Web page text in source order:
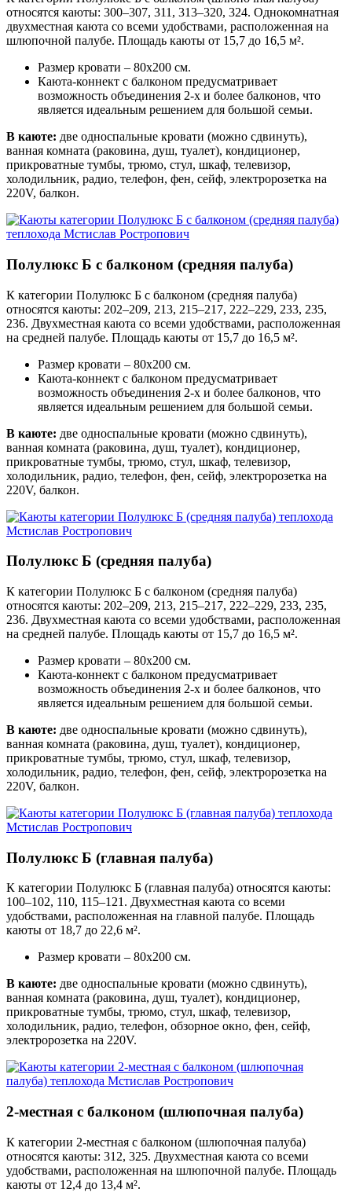
относятся каюты: 300–307, 311, 313–320, 324. Однокомнатная
двухместная каюта со всеми удобствами, расположенная на
шлюпочной палубе. Площадь каюты от 15,7 до 16,5 м².
Размер кровати – 80х200 см.
Каюта-коннект с балконом предусматривает
возможность объединения 2-х и более балконов, что
является идеальным решением для большой семьи.
В каюте: две односпальные кровати (можно сдвинуть),
ванная комната (раковина, душ, туалет), кондиционер,
прикроватные тумбы, трюмо, стул, шкаф, телевизор,
холодильник, радио, телефон, фен, сейф, электророзетка на
220V, балкон.
Полулюкс Б с балконом (средняя палуба)
К категории Полулюкс Б с балконом (средняя палуба)
относятся каюты: 202–209, 213, 215–217, 222–229, 233, 235,
236. Двухместная каюта со всеми удобствами, расположенная
на средней палубе. Площадь каюты от 15,7 до 16,5 м².
Размер кровати – 80х200 см.
Каюта-коннект с балконом предусматривает
возможность объединения 2-х и более балконов, что
является идеальным решением для большой семьи.
В каюте: две односпальные кровати (можно сдвинуть),
ванная комната (раковина, душ, туалет), кондиционер,
прикроватные тумбы, трюмо, стул, шкаф, телевизор,
холодильник, радио, телефон, фен, сейф, электророзетка на
220V, балкон.
Полулюкс Б (средняя палуба)
К категории Полулюкс Б с балконом (средняя палуба)
относятся каюты: 202–209, 213, 215–217, 222–229, 233, 235,
236. Двухместная каюта со всеми удобствами, расположенная
на средней палубе. Площадь каюты от 15,7 до 16,5 м².
Размер кровати – 80х200 см.
Каюта-коннект с балконом предусматривает
возможность объединения 2-х и более балконов, что
является идеальным решением для большой семьи.
В каюте: две односпальные кровати (можно сдвинуть),
ванная комната (раковина, душ, туалет), кондиционер,
прикроватные тумбы, трюмо, стул, шкаф, телевизор,
холодильник, радио, телефон, фен, сейф, электророзетка на
220V, балкон.
Полулюкс Б (главная палуба)
К категории Полулюкс Б (главная палуба) относятся каюты:
100–102, 110, 115–121. Двухместная каюта со всеми
удобствами, расположенная на главной палубе. Площадь
каюты от 18,7 до 22,6 м².
Размер кровати – 80х200 см.
В каюте: две односпальные кровати (можно сдвинуть),
ванная комната (раковина, душ, туалет), кондиционер,
прикроватные тумбы, трюмо, стул, шкаф, телевизор,
холодильник, радио, телефон, обзорное окно, фен, сейф,
электророзетка на 220V.
2-местная с балконом (шлюпочная палуба)
К категории 2-местная с балконом (шлюпочная палуба)
относятся каюты: 312, 325. Двухместная каюта со всеми
удобствами, расположенная на шлюпочной палубе. Площадь
каюты от 12,4 до 13,4 м².